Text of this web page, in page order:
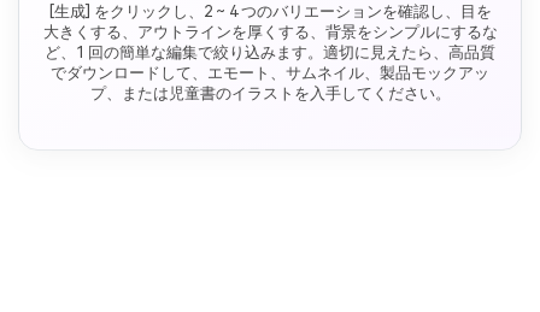
[生成] をクリックし、2 ~ 4 つのバリエーションを確認し、目を
大きくする、アウトラインを厚くする、背景をシンプルにするな
ど、1 回の簡単な編集で絞り込みます。適切に見えたら、高品質
でダウンロードして、エモート、サムネイル、製品モックアッ
プ、または児童書のイラストを入手してください。